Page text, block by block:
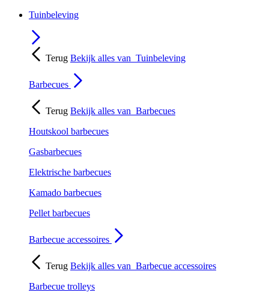
Tuinbeleving
Terug Bekijk alles van Tuinbeleving
Barbecues
Terug Bekijk alles van Barbecues
Houtskool barbecues
Gasbarbecues
Elektrische barbecues
Kamado barbecues
Pellet barbecues
Barbecue accessoires
Terug Bekijk alles van Barbecue accessoires
Barbecue trolleys